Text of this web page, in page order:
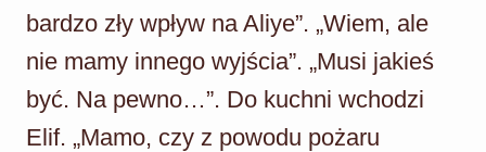
bardzo zły wpływ na Aliye”. „Wiem, ale
nie mamy innego wyjścia”. „Musi jakieś
być. Na pewno…”. Do kuchni wchodzi
Elif. „Mamo, czy z powodu pożaru